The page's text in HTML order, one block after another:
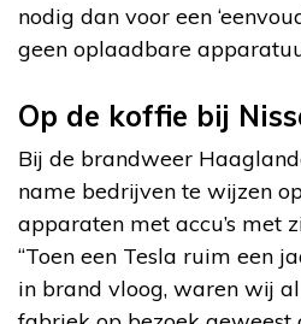
nodig dan voor een
geen oplaadbare
Op de koffie bij
Bij de brandweer
name bedrijven te wijzen
apparaten met accu’s met
“Toen een Tesla ruim een
in brand vloog, waren wij